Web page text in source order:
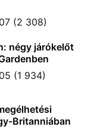
(2 308)
négy járókelőt
(1 934)
Britanniában